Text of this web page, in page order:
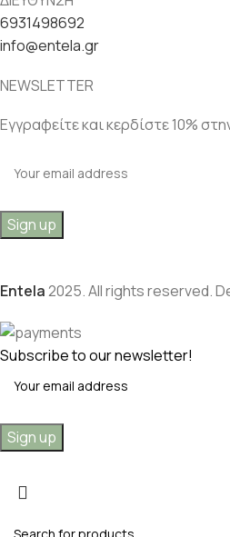
6931498692
info@entela.gr
NEWSLETTER
Εγγραφείτε και κερδίστε 10%
Entela2025. All rights reserved.
Subscribe to our newsletter!